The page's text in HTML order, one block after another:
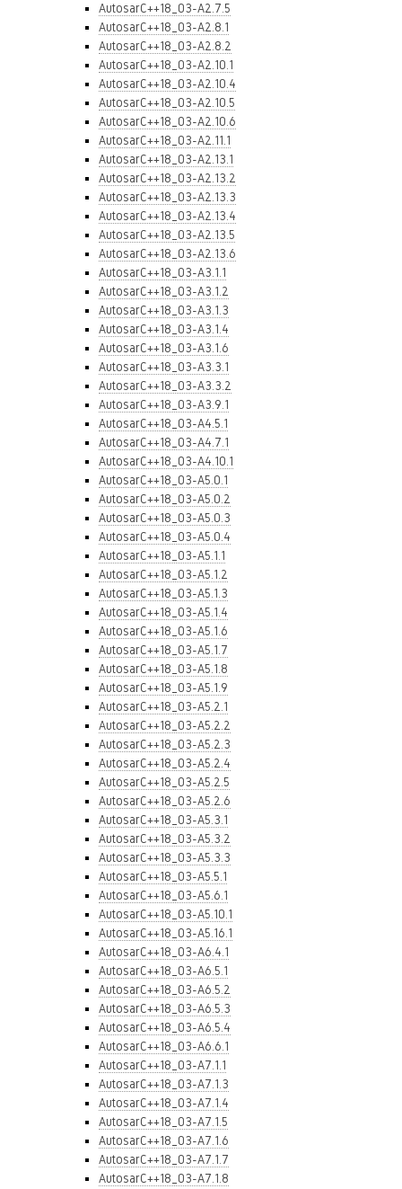
AutosarC++18_03-A2.7.5
AutosarC++18_03-A2.8.1
AutosarC++18_03-A2.8.2
AutosarC++18_03-A2.10.1
AutosarC++18_03-A2.10.4
AutosarC++18_03-A2.10.5
AutosarC++18_03-A2.10.6
AutosarC++18_03-A2.11.1
AutosarC++18_03-A2.13.1
AutosarC++18_03-A2.13.2
AutosarC++18_03-A2.13.3
AutosarC++18_03-A2.13.4
AutosarC++18_03-A2.13.5
AutosarC++18_03-A2.13.6
AutosarC++18_03-A3.1.1
AutosarC++18_03-A3.1.2
AutosarC++18_03-A3.1.3
AutosarC++18_03-A3.1.4
AutosarC++18_03-A3.1.6
AutosarC++18_03-A3.3.1
AutosarC++18_03-A3.3.2
AutosarC++18_03-A3.9.1
AutosarC++18_03-A4.5.1
AutosarC++18_03-A4.7.1
AutosarC++18_03-A4.10.1
AutosarC++18_03-A5.0.1
AutosarC++18_03-A5.0.2
AutosarC++18_03-A5.0.3
AutosarC++18_03-A5.0.4
AutosarC++18_03-A5.1.1
AutosarC++18_03-A5.1.2
AutosarC++18_03-A5.1.3
AutosarC++18_03-A5.1.4
AutosarC++18_03-A5.1.6
AutosarC++18_03-A5.1.7
AutosarC++18_03-A5.1.8
AutosarC++18_03-A5.1.9
AutosarC++18_03-A5.2.1
AutosarC++18_03-A5.2.2
AutosarC++18_03-A5.2.3
AutosarC++18_03-A5.2.4
AutosarC++18_03-A5.2.5
AutosarC++18_03-A5.2.6
AutosarC++18_03-A5.3.1
AutosarC++18_03-A5.3.2
AutosarC++18_03-A5.3.3
AutosarC++18_03-A5.5.1
AutosarC++18_03-A5.6.1
AutosarC++18_03-A5.10.1
AutosarC++18_03-A5.16.1
AutosarC++18_03-A6.4.1
AutosarC++18_03-A6.5.1
AutosarC++18_03-A6.5.2
AutosarC++18_03-A6.5.3
AutosarC++18_03-A6.5.4
AutosarC++18_03-A6.6.1
AutosarC++18_03-A7.1.1
AutosarC++18_03-A7.1.3
AutosarC++18_03-A7.1.4
AutosarC++18_03-A7.1.5
AutosarC++18_03-A7.1.6
AutosarC++18_03-A7.1.7
AutosarC++18_03-A7.1.8